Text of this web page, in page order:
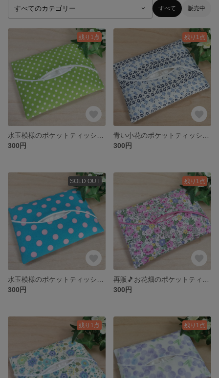
すべて 販売中
残り1点
300円
残り1点
300円
SOLD OUT
300円
残り1点
300円
残り1点 残り1点